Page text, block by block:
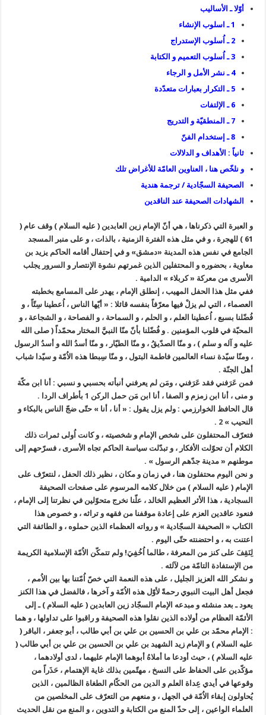
أوّلا ـ الأساليب
1 ـ اسلوب الإنشاء
2 ـ اُسلوب الإستدراج
3 ـ اُسلوب التعميم و الكتابة
4 ـ نشر الأمل و الرجاء
5 ـ التكرار بعبارات متعدّدة
6 ـ الإلتفات
7 ـ المنطقيّة و التدريج
8 ـ إستخدام الفنّ
ثانياً : الأهداف و الدلالات
و نلخّص هنا ، العناوين العامّة للأغراض تلك
الصحيفة السجّادية / ترجمة هندية
الشهادات الصحيفة عند الناقدين
و العبرة التي ذكرناها ، هي أنّ الإمام زين العابدين ( عليه السلام ) وقف عام (
61 ) للهجرة ، و في مثل هذه الفترة الزمنية ، بالذات ، و على منبر المسجد
الجامع في نفس هذه المدينة «دمشق» و في إحتفال أقامه الحاكم يزيد بن
معاوية ، بحضوره و المحتفلين الذين غمرتهم نشوة الإنتصار و السرور يجلب
الأسرى من معركة « كربلاء » الدامية .
ففي مثل هذا الحفل المهيب ، إنطلق الإمام ، يهدر على المسامع بخطبته
العصماء ، التي لم يزلْ فيها معرّفاً بنفسه قائلا : « أيّها الناس ، اُعطينا سِتّاً ، و
فُضّلنا بسبع ، اُعطينا العلم ، و الحلم ، و السماحة ، و الفصاحة ، و الشجاعة ، و
المحبّة في قلوب المؤمنين . و فُضّلنا بأنّ منّا النبيَّ المختار محمّداً ( صلى الله
عليه و آله و سلم ) ، و منّا الصدّيقُ ، و منّا الطيّار ، و منّا أسدُ الله و أسدُ الرسول
، ومنّا سيّدة نساء العالمين فاطمة البتول ، و منّا سِبطا هذه الاُمّة و سيّدا شباب
أهل الجنّة .
فمن عَرَفني فقد عَرَفني ، ومَن لم يعرفني أنبأته بحسبي و نسبي : أنا ابن مكّة
و منى ، أنا ابن زمزم و الصفا ، أنا ابن مَن حمل الركن 1 بأطراف الردا .
قال الحافظ الخوارزمي : ولم يزل يقول : « أنا ، أنا » حتّى ضجّ الناس بالبكاء و
النحيب »2
.
فتعرّف المحتفلون على شخص الإمام و شخصيته ، و كانت اُولى ثمرات ذلك
الكلام أن تحوّلت الأفكار ، و تبدّلت سياسة الحاكم تجاه الأسرى ، فسرّحهم إلى
موطنهم « مدينة جدّهم الرسول » .
و نحن اليوم محتفلون هنا ، في زمان و مكان ، نظير ذلك الحفل ، لنتعرّف على
الإمام ( عليه السلام ) من خلال كلامه المرسوم على صفحات الصحيفة
السجادية ، هذا الأثر العظيم الخالد ، علّنا نخرج متحوّلين في نظرتنا إلى الإمام ،
فنعود عاقدين العزم على إعادة موقفنا من فقهه و تراثه ، و خصوص هذا
الكتاب « الصحيفة السجّادية » و رواته العظماء الذين حملوه ، و الطائفة التي
اعتنت به ، و احتضنته حتّى اليوم .
لِنَقِفَ على كنز من المعرفة ، طالما اُخُفِيَ! ولم تتمكّن الاُمّة الإسلامية الكريمة
من الإستفادة التامّة من لآلئه .
و نشكر الله العزيز الجليل ، على هذه النعمة التي خصّ اُمّتنا بها بين الاُمم ،
فجعل أهل البيت النبوي رحمةً لأوّل هذه الاُمّة و آخرها ، فالفضل في هذا الكنز
يعود ـ بعد منشئه و مبدعه الإمام السجّاد زين العابدين ( عليه السلام ) ـ إلى
الأئمّة العظام من أولاده الذين نقلوا هذه الصحيفة و راقبوا على تداولها ، و هما
: الإمام محمّد بن علي بن الحسين بن علي بن أبي طالب ، أبو جعفر ، الباقر (
عليه السلام ) و الإمام زيد الشهيد بن علي بن الحسين بن علي بن أبي طالب (
عليه السلام ) ، حيث أودعا ما أملاهُ أبوهما الإمام عليهما ، لدى أولادهما ،
مؤكّدين على الحفاظ على النسخ ، مهتّمين بذلك غاية الإهتمام ، حَذَراً من
وقوعها في أيدي عِداة العلم و الدين من الحكّام الطغاة الظالمين ، الذين
يُحاولون إبقاء الاُمّة في الجهل ، و منعهم من التعرّف على المخلصين من
العلماء الواعين ، إلى حدّ المنع من الكتابة و التدوين ، و المنع من نقل الحديث